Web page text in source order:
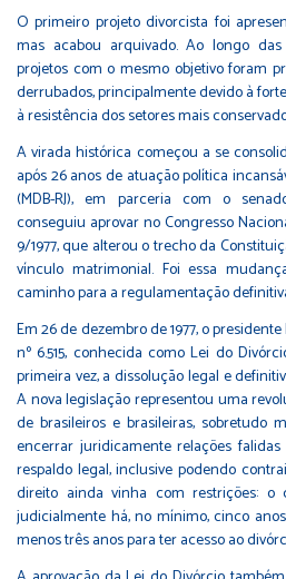
O primeiro projeto divorcista foi
mas acabou arquivado. Ao longo
projetos com o mesmo objetivo foram
derrubados, principalmente devido à
à resistência dos setores mais
A virada histórica começou a se
após 26 anos de atuação política
(MDB-RJ), em parceria com o
conseguiu aprovar no Congresso
9/1977, que alterou o trecho da
vínculo matrimonial. Foi essa
caminho para a regulamentação
Em 26 de dezembro de 1977, o
nº 6.515, conhecida como Lei do
primeira vez, a dissolução legal e
A nova legislação representou uma
de brasileiros e brasileiras, sobretudo
encerrar juridicamente relações
respaldo legal, inclusive podendo
direito ainda vinha com restrições: o
judicialmente há, no mínimo, cinco
menos três anos para ter acesso ao